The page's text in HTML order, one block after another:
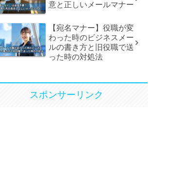
意と正しいメールマナー
【宛名マナー】役職が変
わった時のビジネスメー
ルの書き方と旧役職で送
った時の対処法
スポンサーリンク